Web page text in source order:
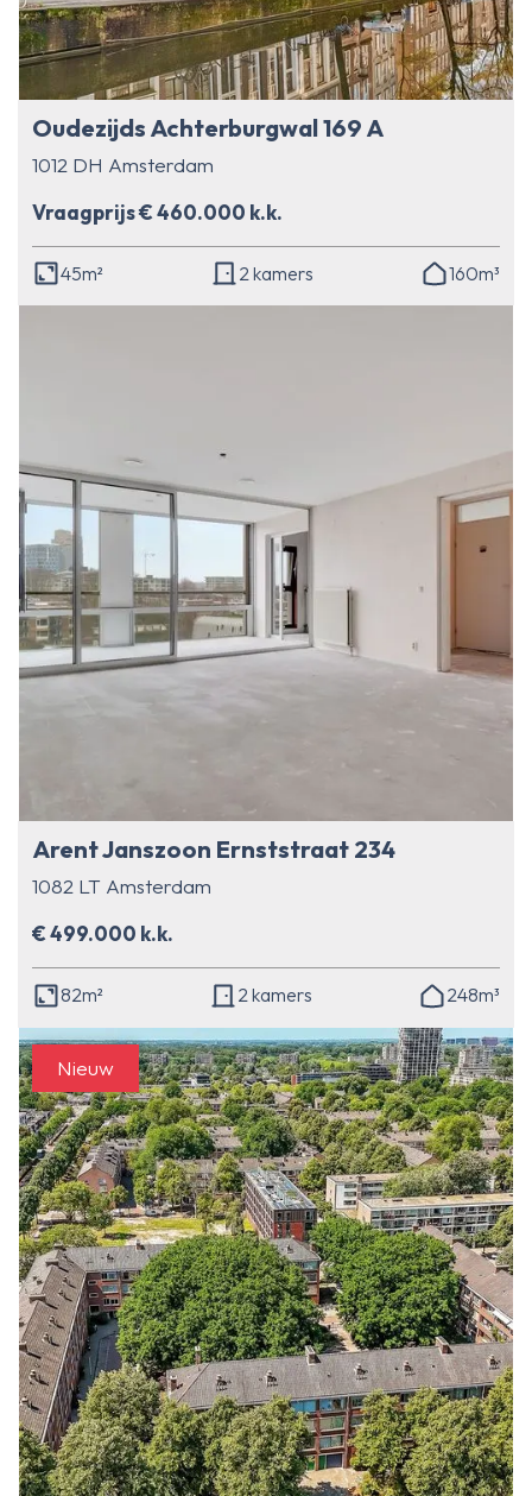
Oudezijds Achterburgwal 169 A
1012 DH Amsterdam
Vraagprijs € 460.000 k.k.
45m² 2 kamers 160m³
Arent Janszoon Ernststraat 234
1082 LT Amsterdam
€ 499.000 k.k.
82m² 2 kamers 248m³
Nieuw